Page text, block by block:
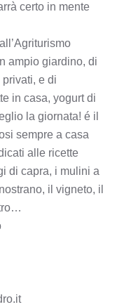
certo in mente
ampio giardino, di
e di
in casa, yogurt di
la giornata! é il
sempre a casa
alle ricette
di capra, i mulini a
il vigneto, il